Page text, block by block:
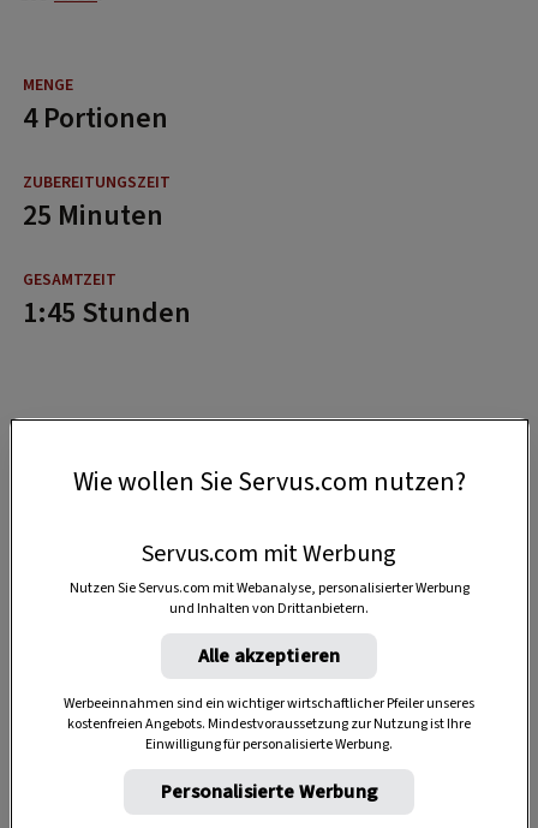
4 Portionen
25 Minuten
1:45 Stunden
Anzeige
Wie wollen Sie Servus.com nutzen?
Servus.com mit Werbung
Nutzen Sie Servus.com mit Webanalyse, personalisierter Werbung
und Inhalten von Drittanbietern.
Alle akzeptieren
Werbeeinnahmen sind ein wichtiger wirtschaftlicher Pfeiler unseres
kostenfreien Angebots. Mindestvoraussetzung zur Nutzung ist Ihre
Einwilligung für personalisierte Werbung.
Personalisierte Werbung